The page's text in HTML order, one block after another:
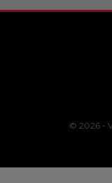
© 2026 -